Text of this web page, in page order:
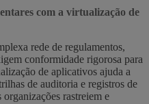
com a virtualização de
rede de regulamentos,
conformidade rigorosa para
de aplicativos ajuda a
de auditoria e registros de
rastreiem e